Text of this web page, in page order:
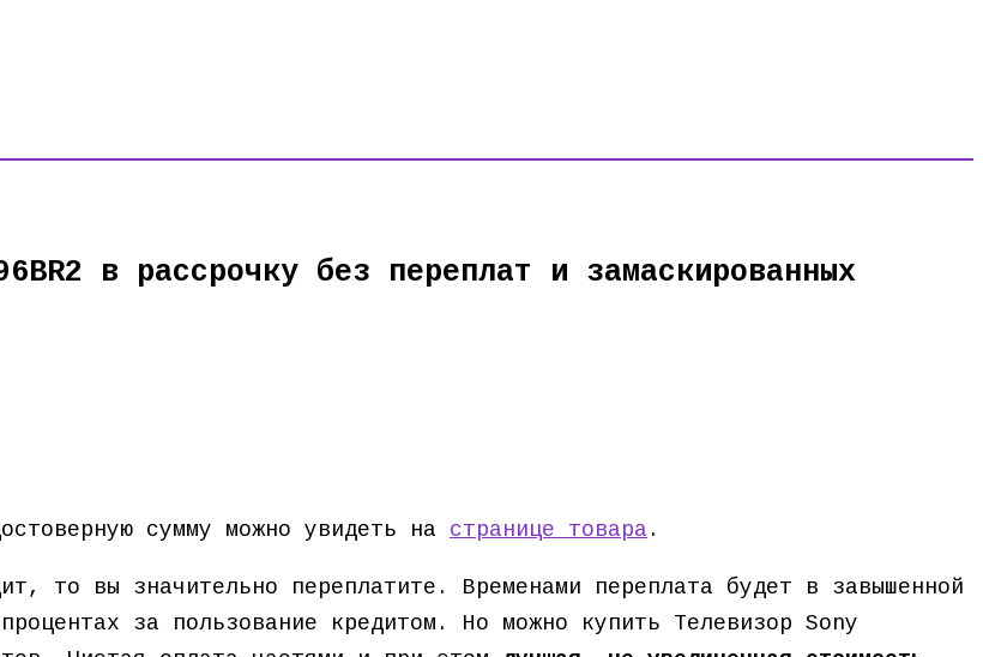
в рассрочку без переплат и замаскированных
сумму можно увидеть на странице товара .
то вы значительно переплатите. Временами переплата будет в завышенной
за пользование кредитом. Но можно купить Телевизор Sony